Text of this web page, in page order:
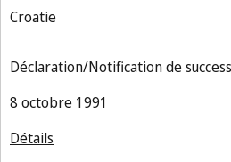
Croatie
Déclaration/Notification de
8 octobre 1991
Détails